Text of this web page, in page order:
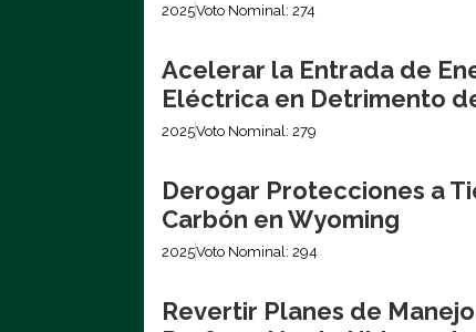
2025Voto Nominal: 274
Acelerar la Entrada de
Eléctrica en Detrimento
2025Voto Nominal: 279
Derogar Protecciones a
Carbón en Wyoming
2025Voto Nominal: 294
Revertir Planes de